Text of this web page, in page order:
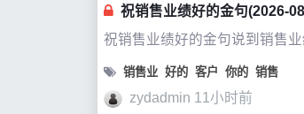
祝销售业绩好的金句(2026-
祝销售业绩好的金句说到销售
销售业 好的 客户 你的 销售
zydadmin 11小时前